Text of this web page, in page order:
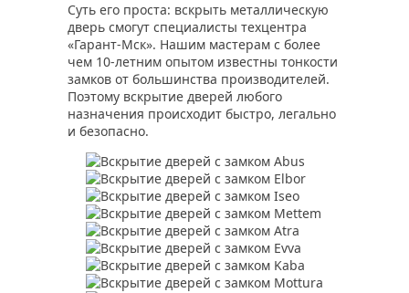
Суть его проста: вскрыть металлическую
дверь смогут специалисты техцентра
«Гарант-Мск». Нашим мастерам с более
чем 10-летним опытом известны тонкости
замков от большинства производителей.
Поэтому вскрытие дверей любого
назначения происходит быстро, легально
и безопасно.